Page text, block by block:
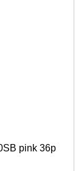
pink 36р